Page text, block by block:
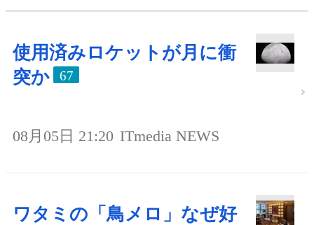
使用済みロケットが月に衝
突か
67
08月05日 21:20 ITmedia NEWS
ワタミの「鳥メロ」なぜ好